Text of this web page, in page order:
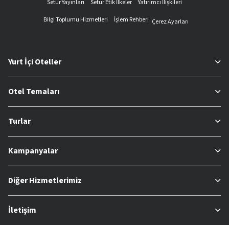
Setur Yayınları
Setur Etik İlkeler
Yatırımcı İlişkileri
Bilgi Toplumu Hizmetleri
İşlem Rehberi Çerez Ayarları
Yurt İçi Oteller
Otel Temaları
Turlar
Kampanyalar
Diğer Hizmetlerimiz
İletişim